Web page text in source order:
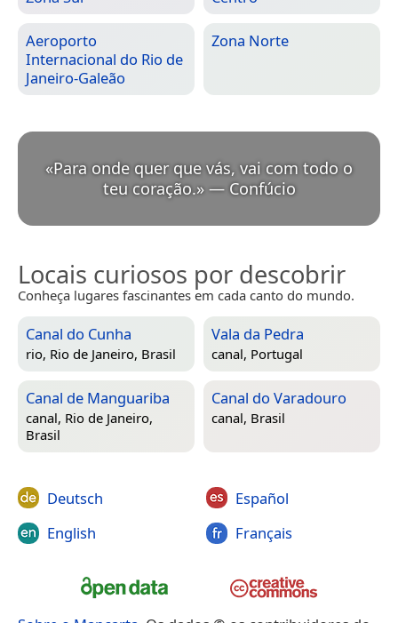
Aeroporto
Internacional do Rio de
Janeiro-Galeão
Zona Norte
«Para onde quer que vás, vai com todo o
teu coração.» — Confúcio
Locais curiosos por descobrir
Conheça lugares fascinantes em cada canto do mundo.
Canal do Cunha
rio, Rio de Janeiro, Brasil
Vala da Pedra
canal, Portugal
Canal de Manguariba
canal, Rio de Janeiro,
Brasil
Canal do Varadouro
canal, Brasil
Deutsch
English
Español
Français